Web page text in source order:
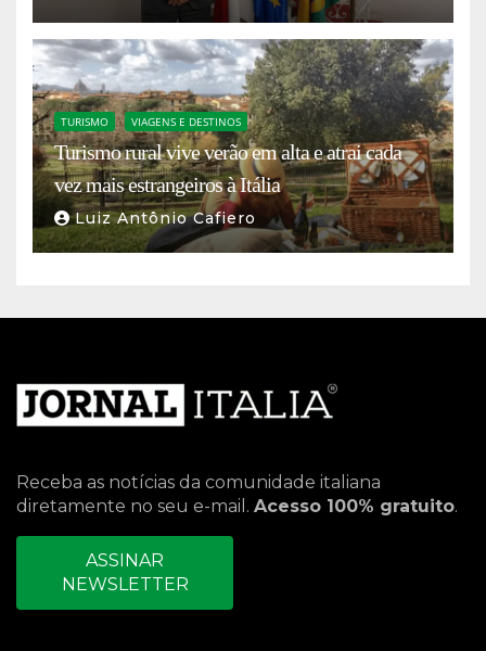
TURISMO VIAGENS E DESTINOS
Turismo rural vive verão em alta e atrai cada
vez mais estrangeiros à Itália
Luiz Antônio Cafiero
Receba as notícias da comunidade italiana
diretamente no seu e-mail. Acesso 100% gratuito.
ASSINAR
NEWSLETTER